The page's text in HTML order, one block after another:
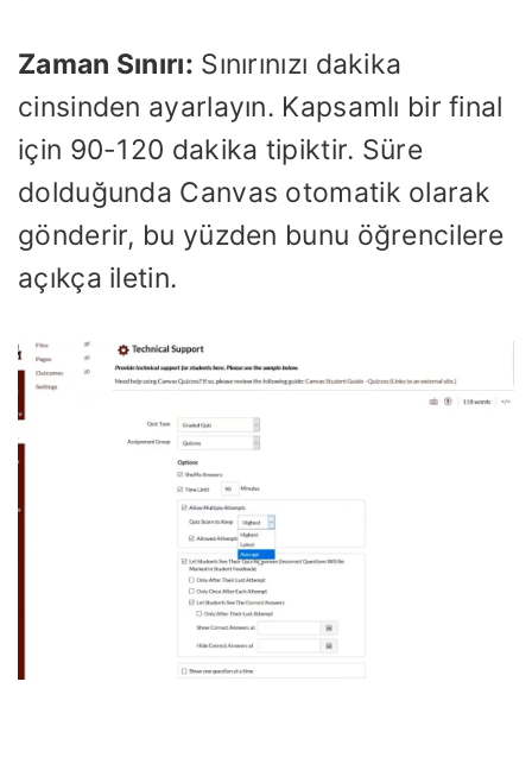
Zaman Sınırı: Sınırınızı dakika
cinsinden ayarlayın. Kapsamlı bir final
için 90-120 dakika tipiktir. Süre
dolduğunda Canvas otomatik olarak
gönderir, bu yüzden bunu öğrencilere
açıkça iletin.